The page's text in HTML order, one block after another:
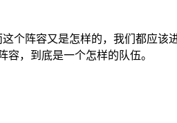
个阵容又是怎样的，我们都应该
，到底是一个怎样的队伍。